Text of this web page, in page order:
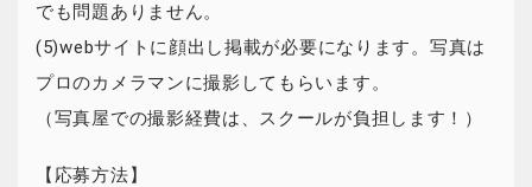
でも問題ありません。
(5)webサイトに顔出し掲載が必要になります。写真は
プロのカメラマンに撮影してもらいます。
（写真屋での撮影経費は、スクールが負担します！）
【応募方法】